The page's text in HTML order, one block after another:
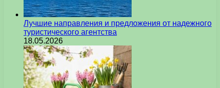
Лучшие направления и предложения от надежного
туристического агентства
18.05.2026